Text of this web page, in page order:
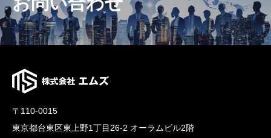
〒110-0015
東京都台東区東上野1丁目26-2 オーラムビル2階